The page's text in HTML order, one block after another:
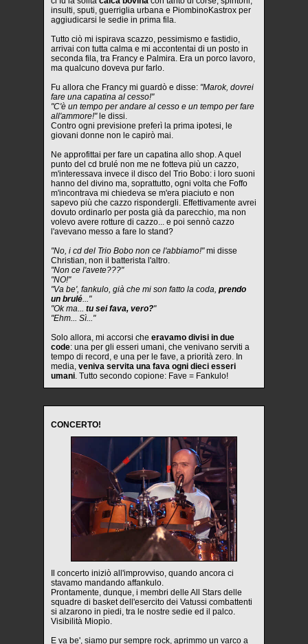
insulti, sputi, guerriglia urbana e PiombinoKastrox per
aggiudicarsi le sedie in prima fila.
Tutto ciò mi ispirava scazzo, pessimismo e fastidio,
arrivai con tutta calma e mi accontentai di un posto in
seconda fila, tra Francy e Palmira. Era un porco lavoro,
ma qualcuno doveva pur farlo.
Fu allora che Francy mi guardò e disse: "Marok, dovrei
fare una capatina al cesso!"
"C'è un tempo per andare al cesso e un tempo per fare
all'ammore!"le dissi.
Contro ogni previsione preferì la prima ipotesi, le
giovani donne non le capirò mai.
Ne approfittai per fare un capatina allo shop. A quel
punto del cd brulé non me ne fotteva più un cazzo,
m'interessava invece il disco del Trio Bobo: i loro suoni
hanno del divino ma, soprattutto, ogni volta che Foffo
m'incontrava mi chiedeva se m'era piaciuto e non
sapevo più che cazzo rispondergli. Effettivamente avrei
dovuto ordinarlo per posta già da parecchio, ma non
volevo avere rotture di cazzo... e poi sennò cazzo
l'avevano messo a fare lo stand?
"No, i cd del Trio Bobo non ce l'abbiamo!"mi disse
Christian, non il batterista l'altro.
"Non ce l'avete???"
"NO!"
"Va be', fankulo, già che mi son fatto la coda, prendo
un brulé..."
"Ok ma... tu sei fava, vero?"
"Ehm... Sì..."
Solo allora, mi accorsi che eravamo divisi in due
code: una per gli esseri umani, che venivano serviti a
tempo di record, e una per le fave, a priorità zero. In
media, veniva servita una fava ogni dieci esseri
umani. Tutto secondo copione: Fave = Fankulo!
CONCERTO!
Il concerto iniziò all'improvviso, quando ancora ci
stavamo mandando affankulo.
Prontamente, dunque, i membri delle All Stars delle
squadre di basket dell'esercito dei Vatussi combattenti
si alzarono in piedi, tra le nostre sedie ed il palco.
Visibilità Miopìo.
E va be', siamo pur sempre rock, aprimmo un varco a